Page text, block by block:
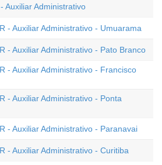
Auxiliar Administrativo
- Auxiliar Administrativo - Umuarama
- Auxiliar Administrativo - Pato Branco
- Auxiliar Administrativo - Francisco
- Auxiliar Administrativo - Ponta
- Auxiliar Administrativo - Paranavai
- Auxiliar Administrativo - Curitiba